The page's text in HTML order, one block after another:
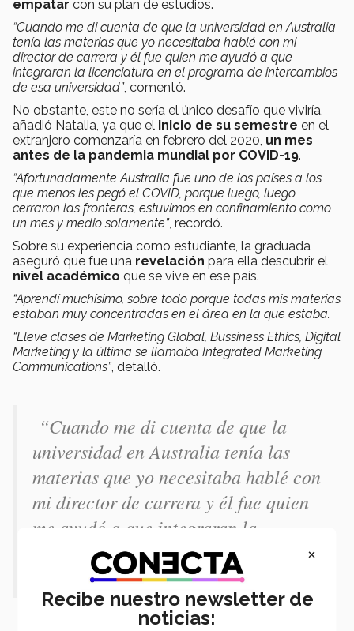
empatar con su plan de estudios.
“Cuando me di cuenta de que la universidad en Australia
tenía las materias que yo necesitaba hablé con mi
director de carrera y él fue quien me ayudó a que
integraran la licenciatura en el programa de intercambios
de esa universidad”, comentó.
No obstante, este no sería el único desafío que viviría,
añadió Natalia, ya que el inicio de su semestre en el
extranjero comenzaría en febrero del 2020, un mes
antes de la pandemia mundial por COVID-19.
“Afortunadamente Australia fue uno de los países a los
que menos les pegó el COVID, porque luego, luego
cerraron las fronteras, estuvimos en confinamiento como
un mes y medio solamente”, recordó.
Sobre su experiencia como estudiante, la graduada
aseguró que fue una revelación para ella descubrir el
nivel académico que se vive en ese país.
“Aprendí muchísimo, sobre todo porque todas mis materias
estaban muy concentradas en el área en la que estaba.
“Lleve clases de Marketing Global, Bussiness Ethics, Digital
Marketing y la última se llamaba Integrated Marketing
Communications”, detalló.
“Cuando me di cuenta de que la
universidad en Australia tenía las
materias que yo necesitaba hablé con
mi director de carrera y él fue quien
me ayudó a que integraran la
licenciatura en el programa de
intercambios de esa universidad”.
×
Recibe nuestro newsletter de
noticias: